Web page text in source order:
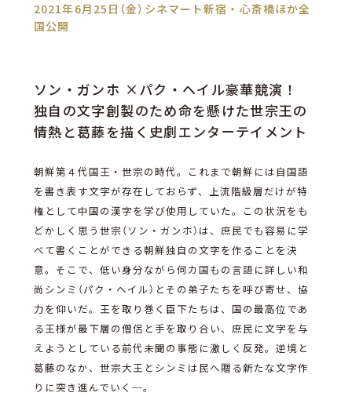
2021年6月25日（金）シネマート新宿・心斎橋ほか全
国公開
ソン・ガンホ ×パク・ヘイル豪華競演！
独自の文字創製のため命を懸けた世宗王の
情熱と葛藤を描く史劇エンターテイメント
朝鮮第４代国王・世宗の時代。これまで朝鮮には自国語
を書き表す文字が存在しておらず、上流階級層だけが特
権として中国の漢字を学び使用していた。この状況をも
どかしく思う世宗（ソン・ガンホ）は、庶民でも容易に学
べて書くことができる朝鮮独自の文字を作ることを決
意。そこで、低い身分ながら何カ国もの言語に詳しい和
尚シンミ（パク・ヘイル）とその弟子たちを呼び寄せ、協
力を仰いだ。王を取り巻く臣下たちは、国の最高位であ
る王様が最下層の僧侶と手を取り合い、庶民に文字を与
えようとしている前代未聞の事態に激しく反発。逆境と
葛藤のなか、世宗大王とシンミは民へ贈る新たな文字作
りに突き進んでいく─。